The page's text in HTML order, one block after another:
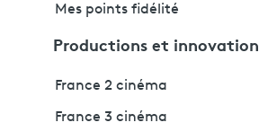
Mes points fidélité
Productions et innovation
France 2 cinéma
France 3 cinéma